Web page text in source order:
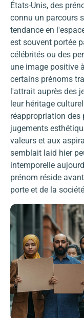
États-Unis, des
connu un parcours
tendance en
est souvent portée
célébrités ou des
une image positive
certains prénoms
l'attrait auprès des
leur héritage
réappropriation des
jugements
valeurs et aux
semblait laid hier
intemporelle
prénom réside
porte et de la